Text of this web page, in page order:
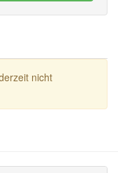
nicht